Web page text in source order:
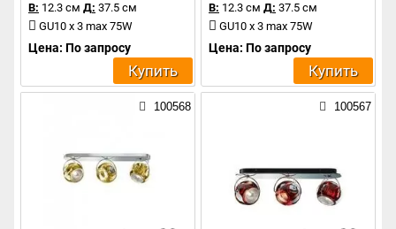
В: 12.3 см Д: 37.5 см
GU10 x 3 max 75W
Цена: По запросу
Купить
В: 12.3 см Д: 37.5 см
GU10 x 3 max 75W
Цена: По запросу
Купить
100568 100567